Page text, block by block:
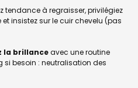
tendance à regraisser, privilégiez
insistez sur le cuir chevelu (pas
la brillanceavec une routine
besoin : neutralisation des